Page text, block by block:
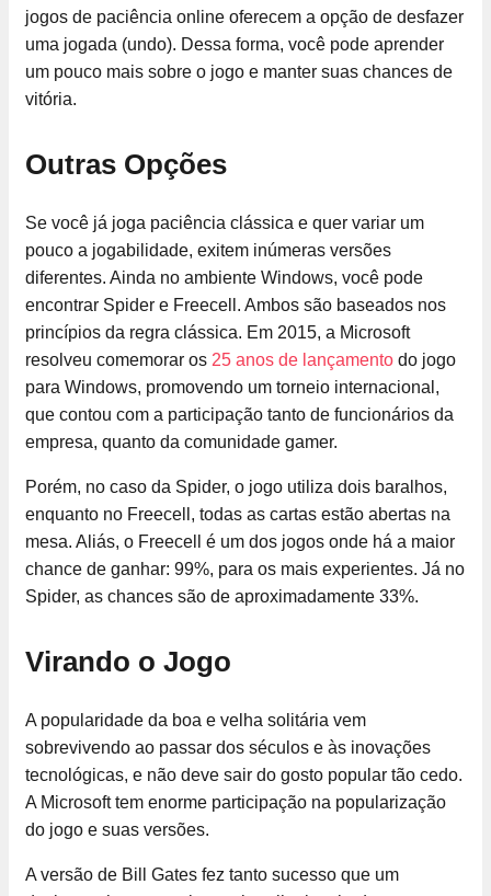
jogos de paciência online oferecem a opção de desfazer
uma jogada (undo). Dessa forma, você pode aprender
um pouco mais sobre o jogo e manter suas chances de
vitória.
Outras Opções
Se você já joga paciência clássica e quer variar um
pouco a jogabilidade, exitem inúmeras versões
diferentes. Ainda no ambiente Windows, você pode
encontrar Spider e Freecell. Ambos são baseados nos
princípios da regra clássica. Em 2015, a Microsoft
resolveu comemorar os 25 anos de lançamento do jogo
para Windows, promovendo um torneio internacional,
que contou com a participação tanto de funcionários da
empresa, quanto da comunidade gamer.
Porém, no caso da Spider, o jogo utiliza dois baralhos,
enquanto no Freecell, todas as cartas estão abertas na
mesa. Aliás, o Freecell é um dos jogos onde há a maior
chance de ganhar: 99%, para os mais experientes. Já no
Spider, as chances são de aproximadamente 33%.
Virando o Jogo
A popularidade da boa e velha solitária vem
sobrevivendo ao passar dos séculos e às inovações
tecnológicas, e não deve sair do gosto popular tão cedo.
A Microsoft tem enorme participação na popularização
do jogo e suas versões.
A versão de Bill Gates fez tanto sucesso que um